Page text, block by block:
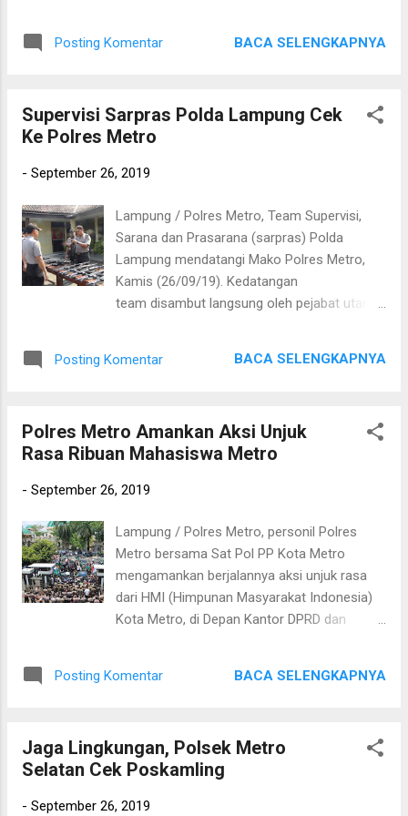
dengan mode satu pintu, Petugas juga
persatu baik barang bawaan/tas, maupun
bagasi motor dan mobil. Diberlakukan satu
Metro AKBP Ganda M.H Saragih, S.IK untuk
dengan SOP. Kapolres Metro
mengatakan “Memang di wilayah hukum
Polres Metro ini aman namun kita tidak mau
lengah terlena dengan keadaan yang aman,
ingat peribahasa air yang tenang bisa
antisipasi hal-hal yang tidak di inginkan,”.
Posting Komentar BACA SELENGKAPNYA
Supervisi Sarpras Polda Lampung Cek
Ke Polres Metro
- September 26, 2019
Lampung / Polres Metro, Team Supervisi,
Sarana dan Prasarana (sarpras) Polda
Lampung mendatangi Mako Polres Metro,
Kamis (26/09/19). Kedatangan
team disambut langsung oleh pejabat utama
lanjutnya, dilakukan untuk mengecek kondisi
dapat berfungsi dengan baik tanpa kendala,".
Kapolres Metro juga memerintahkan bila ada
bertujuan untuk pengecekan kondisi
pembinaan logistik yang meliputi pembinaan
Posting Komentar BACA SELENGKAPNYA
Polres Metro Amankan Aksi Unjuk
Rasa Ribuan Mahasiswa Metro
- September 26, 2019
Lampung / Polres Metro, personil Polres
Metro bersama Sat Pol PP Kota Metro
mengamankan berjalannya aksi unjuk rasa
dari HMI (Himpunan Masyarakat Indonesia)
Kota Metro, di Depan Kantor DPRD dan
oleh HMI Kota Metro yang berjumlah ribuan
AKP Hadi Sutomo personil mengamankan
jalannya aksi unjuk rasa tersebut dengan
Posting Komentar BACA SELENGKAPNYA
Jaga Lingkungan, Polsek Metro
Selatan Cek Poskamling
- September 26, 2019